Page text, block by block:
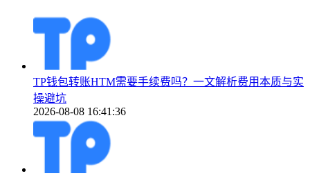
TP钱包转账HTM需要手续费吗？一文解析费用本质与实
操避坑
2026-08-08 16:41:36